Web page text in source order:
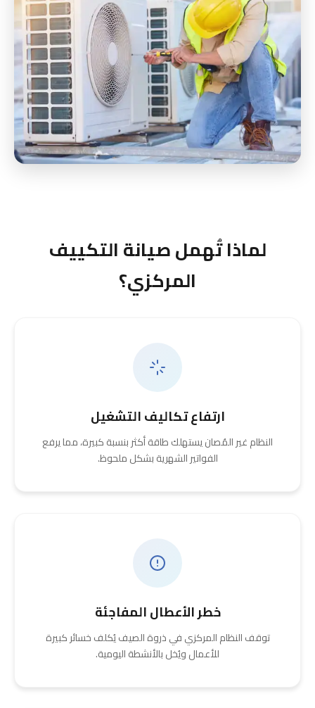
لماذا تُهمل صيانة التكييف
المركزي؟
ارتفاع تكاليف التشغيل
النظام غير المُصان يستهلك طاقة أكثر بنسبة كبيرة، مما يرفع
الفواتير الشهرية بشكل ملحوظ.
خطر الأعطال المفاجئة
توقف النظام المركزي في ذروة الصيف يُكلف خسائر كبيرة
للأعمال ويُخل بالأنشطة اليومية.